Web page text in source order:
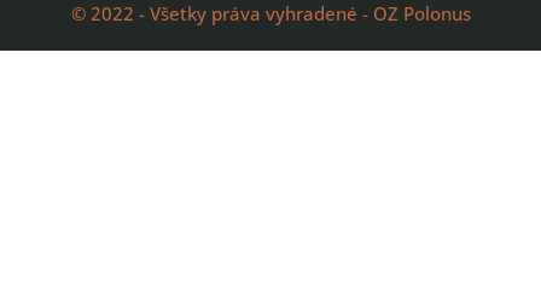
© 2022 - Všetky práva vyhradené - OZ Polonus